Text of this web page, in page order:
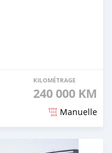
KILOMÉTRAGE
240 000 KM
Manuelle